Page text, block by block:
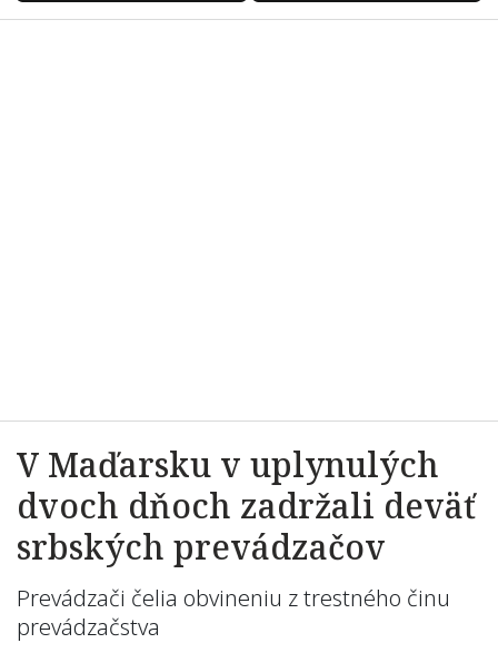
V Maďarsku v uplynulých
dvoch dňoch zadržali deväť
srbských prevádzačov
Prevádzači čelia obvineniu z trestného činu
prevádzačstva